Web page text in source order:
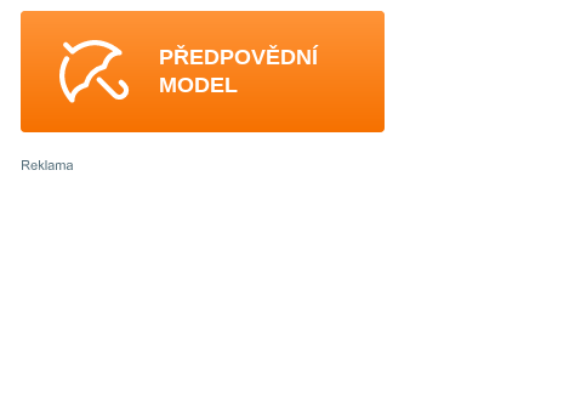
PŘEDPOVĚDNÍ
MODEL